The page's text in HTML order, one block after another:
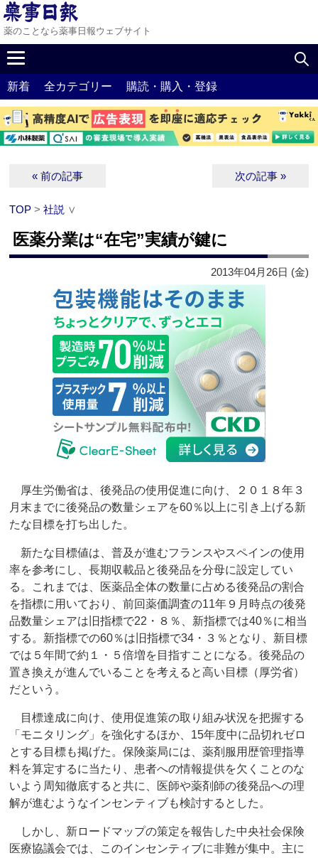
薬のことなら薬事日報ウェブサイト
新着 全カテゴリー 購読・購入・登録
« 前の記事 次の記事 »
TOP >社説 ∨
医薬分業は“在宅”実績が鍵に
2013年04月26日 (金)
厚生労働省は、後発品の使用促進に向け、２０１８年３
月末までに後発品の数量シェアを60％以上に引き上げる新
たな目標を打ち出した。
新たな目標値は、普及が進むフランスやスペインの使用
率を参考にし、長期収載品と後発品を分母に設定してい
る。これまでは、医薬品全体の数量に占める後発品の割合
を指標に用いており、前回薬価調査の11年９月時点の後発
品数量シェアは旧指標で22・８％、新指標では40％に相当
する。新指標での60％は旧指標で34・３％となり、新目標
では５年間で約１・５倍増を目指すことになる。後発品の
置き換えが進んでいることを考えると高い目標（厚労省）
だという。
目標達成に向け、使用促進策の取り組み状況を把握する
「モニタリング」を強化するほか、15年度中に品切れゼロ
とする目標も掲げた。保険薬局には、薬剤服用歴管理指導
料を算定するに当たり、患者への情報提供を欠くことのな
いよう周知徹底すると共に、医師や薬剤師の後発品への理
解が進むようなインセンティブも検討するとした。
しかし、新ロードマップの策定を報告した中央社会保険
医療協議会では、このインセンティブに非難が集中。主に